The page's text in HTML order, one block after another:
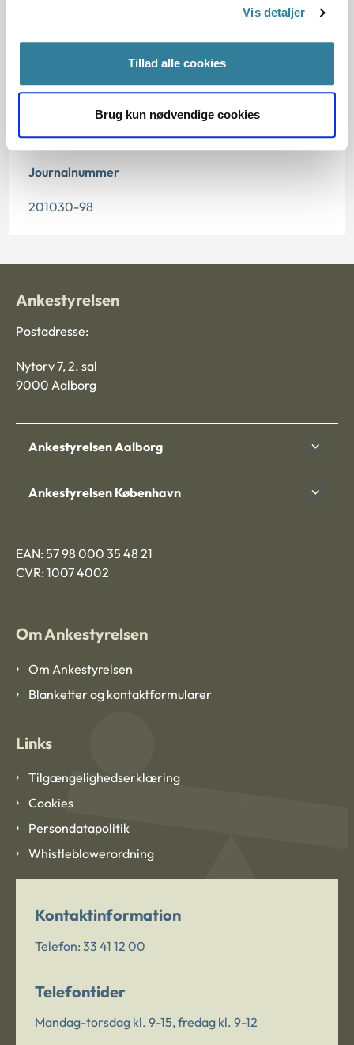
Vis detaljer
Tillad alle cookies
Brug kun nødvendige cookies
§ 112 § 97 § 7 § 98 § 1 § 55 § 58 § 2
Journalnummer
201030-98
Ankestyrelsen
Postadresse:
Nytorv 7, 2. sal
9000 Aalborg
Ankestyrelsen Aalborg
Ankestyrelsen København
EAN: 57 98 000 35 48 21
CVR: 1007 4002
Om Ankestyrelsen
Om Ankestyrelsen
Blanketter og kontaktformularer
Links
Tilgængelighedserklæring
Cookies
Persondatapolitik
Whistleblowerordning
Kontaktinformation
Telefon: 33 41 12 00
Telefontider
Mandag-torsdag kl. 9-15, fredag kl. 9-12